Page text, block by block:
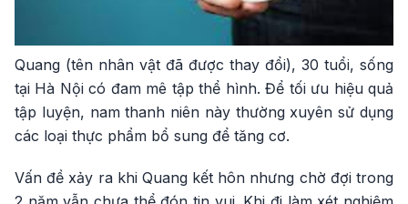
Quang (tên nhân vật đã được thay đổi), 30 tuổi, sống
tại Hà Nội có đam mê tập thể hình. Để tối ưu hiệu quả
tập luyện, nam thanh niên này thường xuyên sử dụng
các loại thực phẩm bổ sung để tăng cơ.
Vấn đề xảy ra khi Quang kết hôn nhưng chờ đợi trong